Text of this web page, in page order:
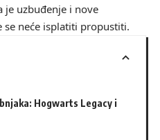
je uzbuđenje i nove
neće isplatiti propustiti.
Hogwarts Legacy i